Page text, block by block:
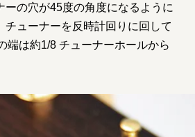
ーの穴が45度の角度になるように
チューナーを反時計回りに回して
端は約1/8 チューナーホールから